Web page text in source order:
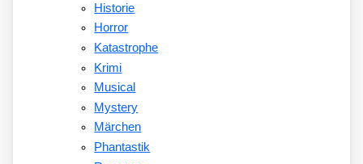
Historie
Horror
Katastrophe
Krimi
Musical
Mystery
Märchen
Phantastik